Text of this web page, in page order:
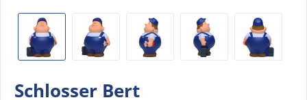
Schlosser Bert